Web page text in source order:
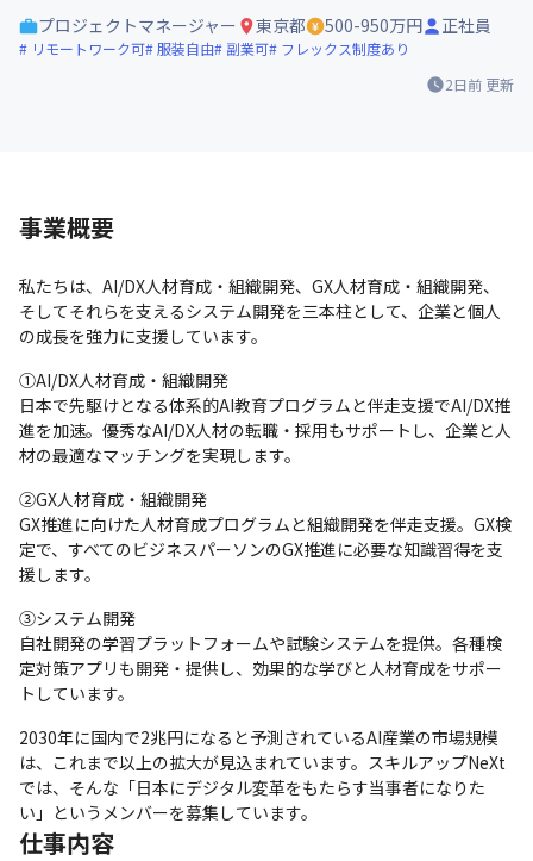
2日前 更新
プロジェクトマネージャー 東京都 500-950万円 正社員
リモートワーク可 服装自由 副業可 フレックス制度あり
事業概要
私たちは、AI/DX人材育成・組織開発、GX人材育成・組織開発、
そしてそれらを支えるシステム開発を三本柱として、企業と個人
の成長を強力に支援しています。
①AI/DX人材育成・組織開発
日本で先駆けとなる体系的AI教育プログラムと伴走支援でAI/DX推
進を加速。優秀なAI/DX人材の転職・採用もサポートし、企業と人
材の最適なマッチングを実現します。
②GX人材育成・組織開発
GX推進に向けた人材育成プログラムと組織開発を伴走支援。GX検
定で、すべてのビジネスパーソンのGX推進に必要な知識習得を支
援します。
③システム開発
自社開発の学習プラットフォームや試験システムを提供。各種検
定対策アプリも開発・提供し、効果的な学びと人材育成をサポー
トしています。
2030年に国内で2兆円になると予測されているAI産業の市場規模
は、これまで以上の拡大が見込まれています。スキルアップNeXt
では、そんな「日本にデジタル変革をもたらす当事者になりた
い」というメンバーを募集しています。
仕事内容